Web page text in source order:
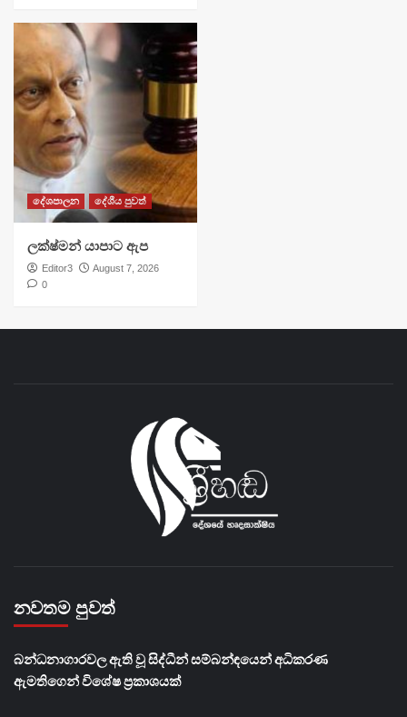
දේශපාලන දේශීය පුවත්
ලක්ෂ්මන් යාපාට ඇප
Editor3
August 7, 2026
0
නවතම පුවත්
බන්ධනාගාරවල ඇති වූ සිද්ධීන් සම්බන්ඳයෙන් අධිකරණ
ඇමතිගෙන් විශේෂ ප්‍රකාශයක්